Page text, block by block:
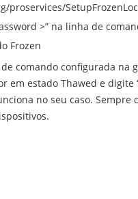
proservices/
>” na linha de
Frozen
comando configurada na
em estado Thawed e digite
no seu caso.